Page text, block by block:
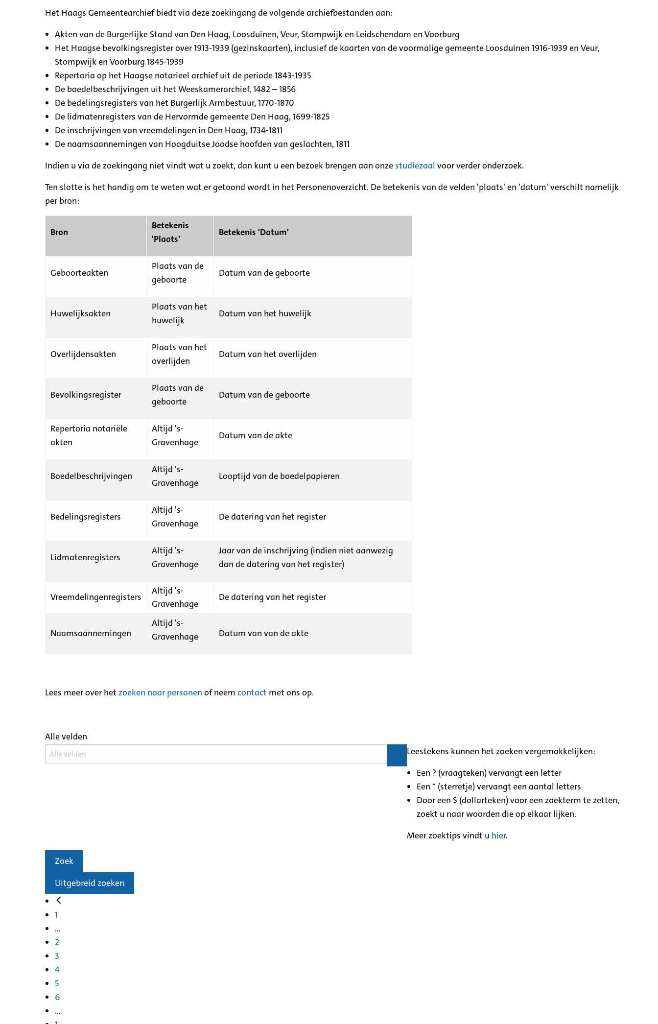
Het Haags Gemeentearchief biedt via deze zoekingang de volgende archiefbestanden aan:
Akten van de Burgerlijke Stand van Den Haag, Loosduinen, Veur, Stompwijk en Leidschendam en Voorburg
Het Haagse bevolkingsregister over 1913-1939 (gezinskaarten), inclusief de kaarten van de voormalige gemeente Loosduinen 1916-1939 en Veur,
Stompwijk en Voorburg 1845-1939
Repertoria op het Haagse notarieel archief uit de periode 1843-1935
De boedelbeschrijvingen uit het Weeskamerarchief, 1482 – 1856
De bedelingsregisters van het Burgerlijk Armbestuur, 1770-1870
De lidmatenregisters van de Hervormde gemeente Den Haag, 1699-1825
De inschrijvingen van vreemdelingen in Den Haag, 1734-1811
De naamsaannemingen van Hoogduitse Joodse hoofden van geslachten, 1811
Indien u via de zoekingang niet vindt wat u zoekt, dan kunt u een bezoek brengen aan onze studiezaal voor verder onderzoek.
Ten slotte is het handig om te weten wat er getoond wordt in het Personenoverzicht. De betekenis van de velden 'plaats' en 'datum' verschilt namelijk
per bron:
Bron
Betekenis
'Plaats'
Betekenis 'Datum'
Geboorteakten
Plaats van de
geboorte
Datum van de geboorte
Huwelijksakten
Plaats van het
huwelijk
Datum van het huwelijk
Overlijdensakten
Plaats van het
overlijden
Datum van het overlijden
Bevolkingsregister
Plaats van de
geboorte
Datum van de geboorte
Repertoria notariële
akten
Altijd 's-
Gravenhage
Datum van de akte
Boedelbeschrijvingen
Altijd 's-
Gravenhage
Looptijd van de boedelpapieren
Bedelingsregisters
Altijd 's-
Gravenhage
De datering van het register
Lidmatenregisters
Altijd 's-
Gravenhage
Jaar van de inschrijving (indien niet aanwezig
dan de datering van het register)
Vreemdelingenregisters
Altijd 's-
Gravenhage
De datering van het register
Naamsaannemingen
Altijd 's-
Gravenhage
Datum van van de akte
Lees meer over het zoeken naar personen of neem contact met ons op.
Alle velden
Leestekens kunnen het zoeken vergemakkelijken:
Een ? (vraagteken) vervangt een letter
Een * (sterretje) vervangt een aantal letters
Door een $ (dollarteken) voor een zoekterm te zetten,
zoekt u naar woorden die op elkaar lijken.
Meer zoektips vindt u hier.
Zoek
Uitgebreid zoeken
1
...
2
3
4
5
6
...